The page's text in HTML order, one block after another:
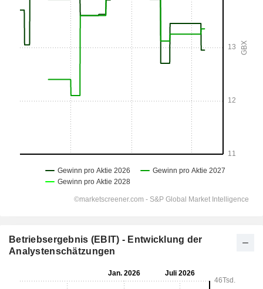
Betriebsergebnis (EBIT) - Entwicklung der
Analystenschätzungen